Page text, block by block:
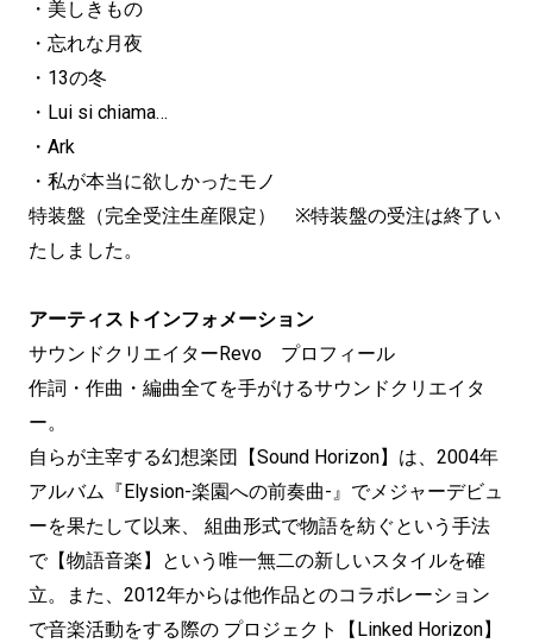
・美しきもの
・忘れな月夜
・13の冬
・Lui si chiama…
・Ark
・私が本当に欲しかったモノ
特装盤（完全受注生産限定） ※特装盤の受注は終了い
たしました。
アーティストインフォメーション
サウンドクリエイターRevo プロフィール
作詞・作曲・編曲全てを手がけるサウンドクリエイタ
ー。
自らが主宰する幻想楽団【Sound Horizon】は、2004年
アルバム『Elysion-楽園への前奏曲-』でメジャーデビュ
ーを果たして以来、 組曲形式で物語を紡ぐという手法
で【物語音楽】という唯一無二の新しいスタイルを確
立。また、2012年からは他作品とのコラボレーション
で音楽活動をする際の プロジェクト【Linked Horizon】